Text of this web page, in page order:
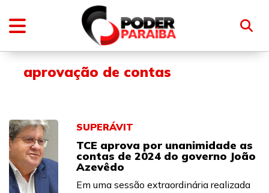
aprovação de contas
SUPERÁVIT
TCE aprova por unanimidade as
contas de 2024 do governo João
Azevêdo
Em uma sessão extraordinária realizada